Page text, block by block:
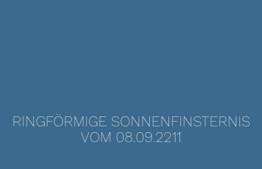
RINGFÖRMIGE SONNENFINSTERNIS
VOM 08.09.2211